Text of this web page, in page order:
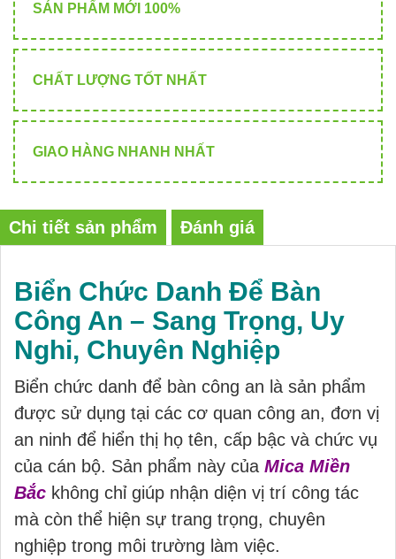
SẢN PHẨM MỚI 100%
CHẤT LƯỢNG TỐT NHẤT
GIAO HÀNG NHANH NHẤT
Chi tiết sản phẩm Đánh giá
Biển Chức Danh Để Bàn
Công An – Sang Trọng, Uy
Nghi, Chuyên Nghiệp
Biển chức danh để bàn công an là sản phẩm
được sử dụng tại các cơ quan công an, đơn vị
an ninh để hiển thị họ tên, cấp bậc và chức vụ
của cán bộ. Sản phẩm này của Mica Miền
Bắc không chỉ giúp nhận diện vị trí công tác
mà còn thể hiện sự trang trọng, chuyên
nghiệp trong môi trường làm việc.